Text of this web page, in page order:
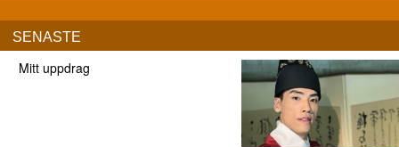
SENASTE
Mitt uppdrag